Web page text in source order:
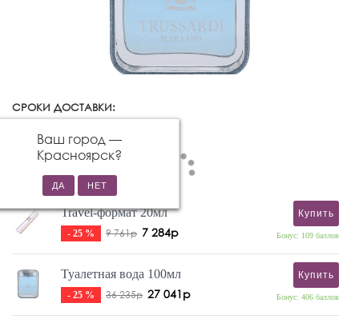
СРОКИ ДОСТАВКИ:
Ваш город —
Красноярск?
Travel-формат 20мл
- 25 % 9 761р 7 284р
Купить
Бонус: 109 баллов
Туалетная вода 100мл
- 25 % 36 235р 27 041р
Купить
Бонус: 406 баллов